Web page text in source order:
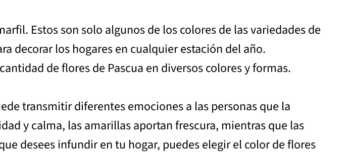
Estos son solo algunos de los colores de las variedades de
decorar los hogares en cualquier estación del año.
de flores de Pascua en diversos colores y formas.
transmitir diferentes emociones a las personas que la
y calma, las amarillas aportan frescura, mientras que las
desees infundir en tu hogar, puedes elegir el color de flores